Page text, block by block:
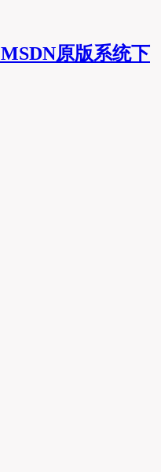
MSDN原版系统下